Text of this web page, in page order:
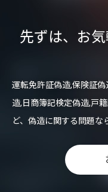
先ずは、お
運転免許証偽造,保険証
造,日商簿記検定偽造,戸
ど、偽造に関する問題な